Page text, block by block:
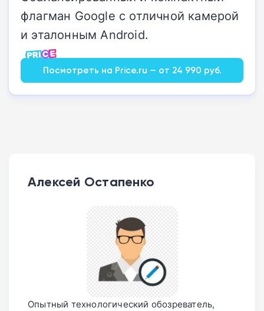
флагман Google с отличной камерой
и эталонным Android.
Посмотреть на Price.ru — от 24 990 руб.
Алексей Остапенко
Опытный технологический обозреватель,